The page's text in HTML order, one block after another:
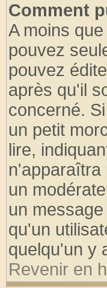
Comment
A moins
pouvez
pouvez
après qu'il
concerné.
un petit
lire,
n'apparaîtra
un
un
qu'un
quelqu'un y
Revenir en